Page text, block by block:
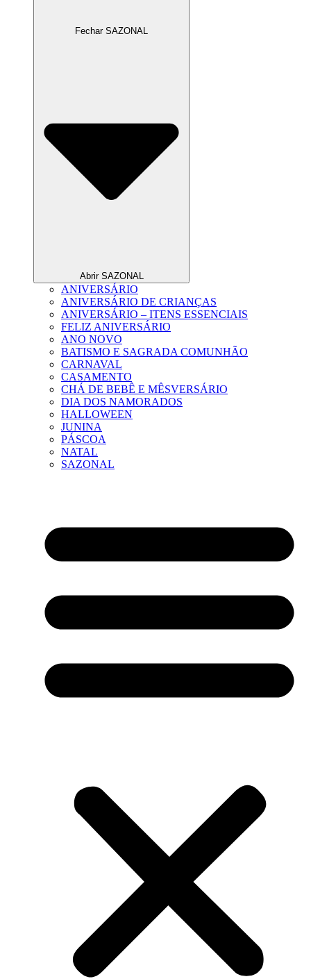
Fechar SAZONAL
Abrir SAZONAL
ANIVERSÁRIO
ANIVERSÁRIO DE CRIANÇAS
ANIVERSÁRIO – ITENS ESSENCIAIS
FELIZ ANIVERSÁRIO
ANO NOVO
BATISMO E SAGRADA COMUNHÃO
CARNAVAL
CASAMENTO
CHÁ DE BEBÊ E MÊSVERSÁRIO
DIA DOS NAMORADOS
HALLOWEEN
JUNINA
PÁSCOA
NATAL
SAZONAL